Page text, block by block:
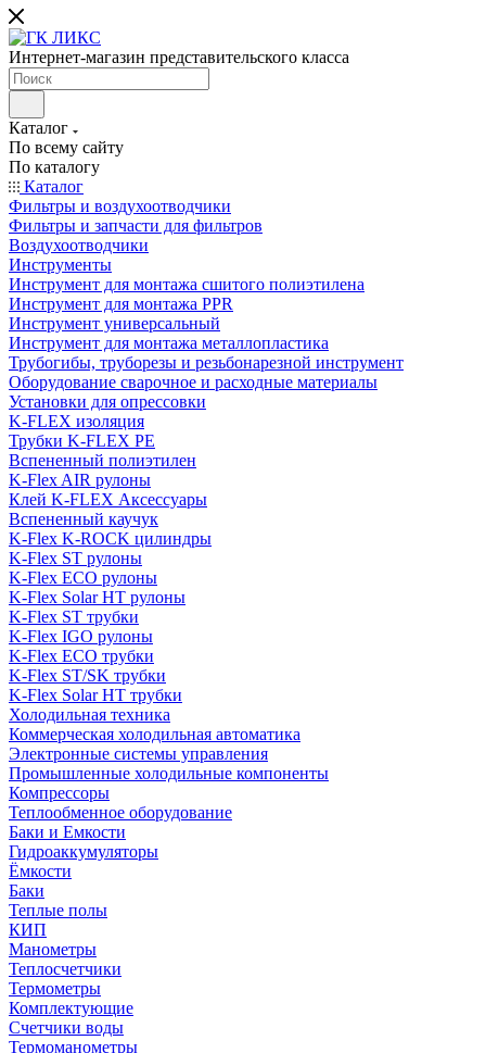
Интернет-магазин представительского класса
Каталог
По всему сайту
По каталогу
Каталог
Фильтры и воздухоотводчики
Фильтры и запчасти для фильтров
Воздухоотводчики
Инструменты
Инструмент для монтажа сшитого полиэтилена
Инструмент для монтажа PPR
Инструмент универсальный
Инструмент для монтажа металлопластика
Трубогибы, труборезы и резьбонарезной инструмент
Оборудование сварочное и расходные материалы
Установки для опрессовки
K-FLEX изоляция
Трубки K-FLEX PE
Вспененный полиэтилен
K-Flex AIR рулоны
Клей K-FLEX Аксессуары
Вспененный каучук
K-Flex K-ROCK цилиндры
K-Flex ST рулоны
K-Flex ECO рулоны
K-Flex Solar HT рулоны
K-Flex ST трубки
K-Flex IGO рулоны
K-Flex ECO трубки
K-Flex ST/SK трубки
K-Flex Solar HT трубки
Холодильная техника
Коммерческая холодильная автоматика
Электронные системы управления
Промышленные холодильные компоненты
Компрессоры
Теплообменное оборудование
Баки и Емкости
Гидроаккумуляторы
Ёмкости
Баки
Теплые полы
КИП
Манометры
Теплосчетчики
Термометры
Комплектующие
Счетчики воды
Термоманометры